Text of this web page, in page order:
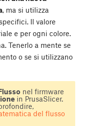
, ma si utilizza
Il valore
e per ogni colore.
Tenerlo a mente se
o se si utilizzano
nel firmware
in PrusaSlicer.
del flusso